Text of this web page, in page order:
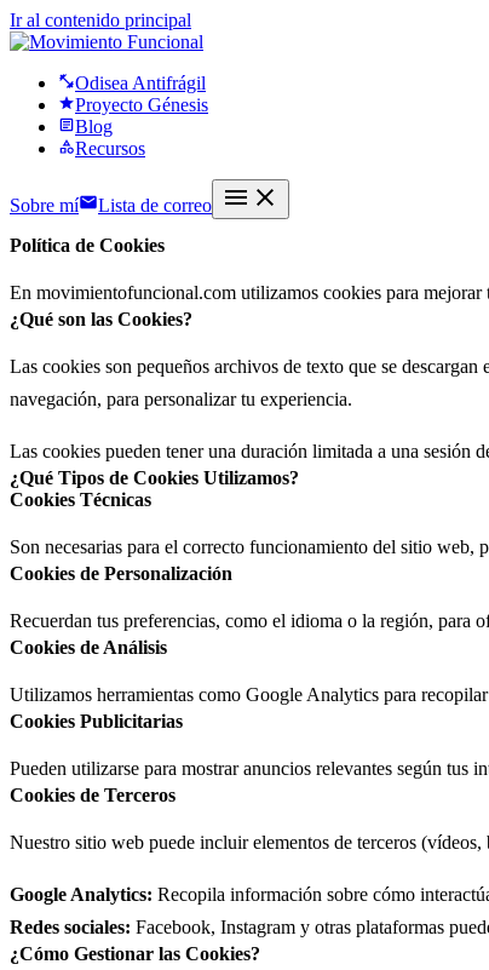
Ir al contenido principal
Odisea Antifrágil
Proyecto Génesis
Blog
Recursos
Sobre mí
Lista de correo
Política de Cookies
En movimientofuncional.com utilizamos cookies para
¿Qué son las Cookies?
Las cookies son pequeños archivos de texto que se
navegación, para personalizar tu experiencia.
Las cookies pueden tener una duración limitada a una sesión
¿Qué Tipos de Cookies Utilizamos?
Cookies Técnicas
Son necesarias para el correcto funcionamiento del sitio
Cookies de Personalización
Recuerdan tus preferencias, como el idioma o la región, para
Cookies de Análisis
Utilizamos herramientas como Google Analytics para
Cookies Publicitarias
Pueden utilizarse para mostrar anuncios relevantes según tus
Cookies de Terceros
Nuestro sitio web puede incluir elementos de terceros
Google Analytics: Recopila información sobre cómo
Redes sociales: Facebook, Instagram y otras plataformas
¿Cómo Gestionar las Cookies?